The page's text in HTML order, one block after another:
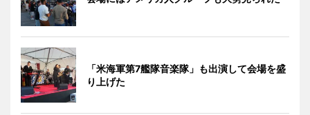
「米海軍第7艦隊音楽隊」も出演して会場を盛
り上げた